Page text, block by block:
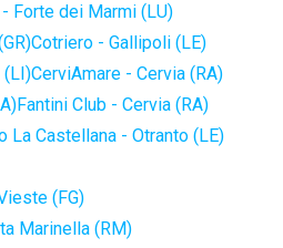
Forte dei Marmi (LU)
Cotriero - Gallipoli (LE)
(LI)CerviAmare - Cervia (RA)
Fantini Club - Cervia (RA)
La Castellana - Otranto (LE)
(FG)
Marinella (RM)